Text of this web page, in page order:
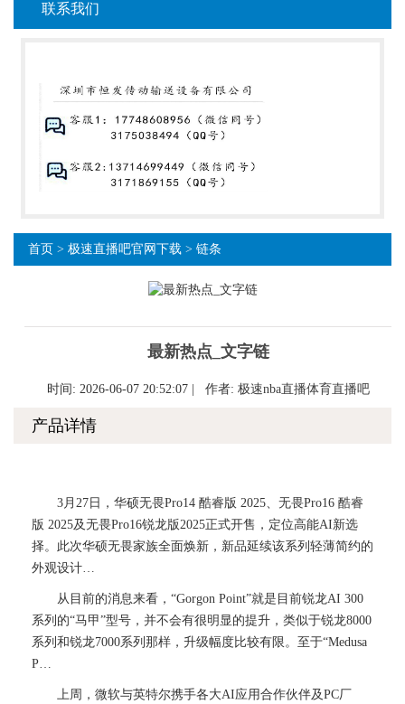
联系我们
首页 > 极速直播吧官网下载 > 链条
最新热点_文字链
时间: 2026-06-07 20:52:07 | 作者: 极速nba直播体育直播吧
产品详情
3月27日，华硕无畏Pro14 酷睿版 2025、无畏Pro16 酷睿
版 2025及无畏Pro16锐龙版2025正式开售，定位高能AI新选
择。此次华硕无畏家族全面焕新，新品延续该系列轻薄简约的
外观设计…
从目前的消息来看，“Gorgon Point”就是目前锐龙AI 300
系列的“马甲”型号，并不会有很明显的提升，类似于锐龙8000
系列和锐龙7000系列那样，升级幅度比较有限。至于“Medusa
P…
上周，微软与英特尔携手各大AI应用合作伙伴及PC厂